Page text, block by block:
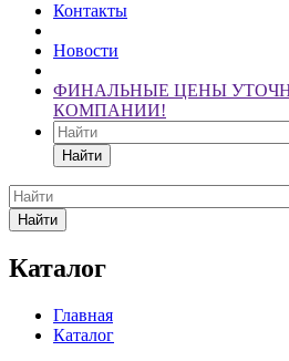
Контакты
Новости
ФИНАЛЬНЫЕ ЦЕНЫ
КОМПАНИИ!
Найти
Найти
Каталог
Главная
Каталог